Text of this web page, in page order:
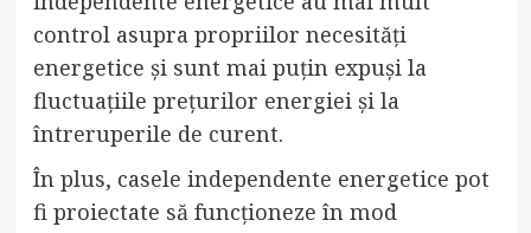
control asupra propriilor necesități
energetice și sunt mai puțin expuși la
fluctuațiile prețurilor energiei și la
întreruperile de curent.
În plus, casele independente energetice pot
fi proiectate să funcționeze în mod